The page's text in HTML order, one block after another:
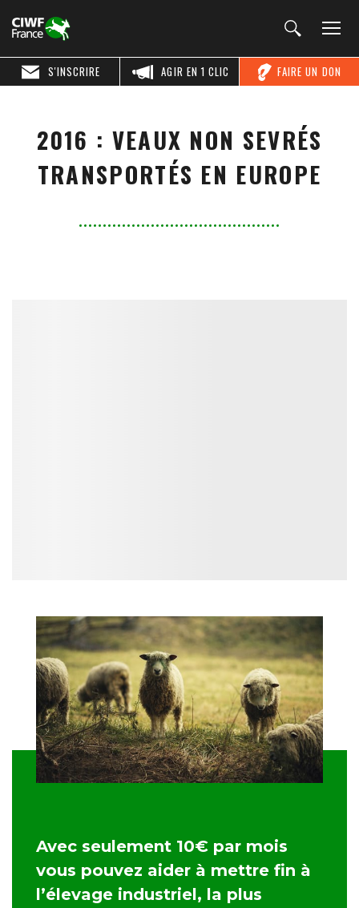
FAIRE UN DON
AGIR EN 1 CLIC
S'INSCRIRE
2016 : VEAUX NON SEVRÉS
TRANSPORTÉS EN EUROPE
Avec seulement 10€ par mois
vous pouvez aider à mettre fin à
l’élevage industriel, la plus